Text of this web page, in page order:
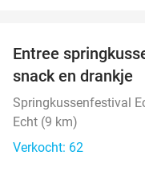
Entree
snack en drankje
Springkussenfestival
Echt (9 km)
Verkocht: 62